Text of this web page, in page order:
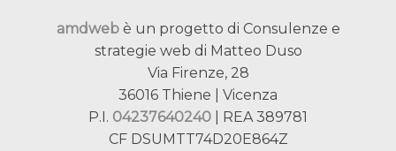
amdwebè un progetto di Consulenze e
strategie web di Matteo Duso
Via Firenze, 28
36016 Thiene | Vicenza
P.I. 04237640240 | REA 389781
CF DSUMTT74D20E864Z